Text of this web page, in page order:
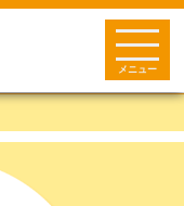
メニュー